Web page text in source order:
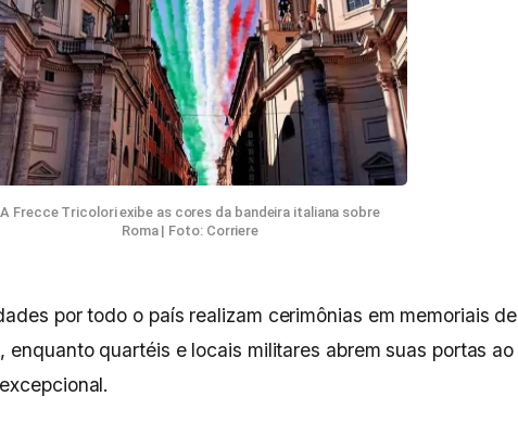
A Frecce Tricolori exibe as cores da bandeira italiana sobre
Roma | Foto: Corriere
por todo o país realizam cerimônias em memoriais de
enquanto quartéis e locais militares abrem suas portas ao